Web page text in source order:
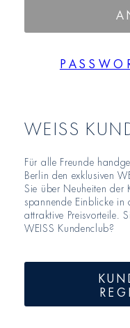
WEISS
Für alle Freunde
Berlin den exklusiven
Sie über Neuheiten der
spannende Einblicke
attraktive Preisvorteile.
WEISS Kundenclub?